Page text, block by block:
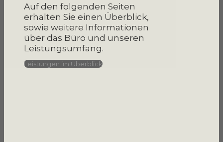
Auf den folgenden Seiten
erhalten Sie einen Überblick,
sowie weitere Informationen
über das Büro und unseren
Leistungsumfang.
Leistungen im Überblick